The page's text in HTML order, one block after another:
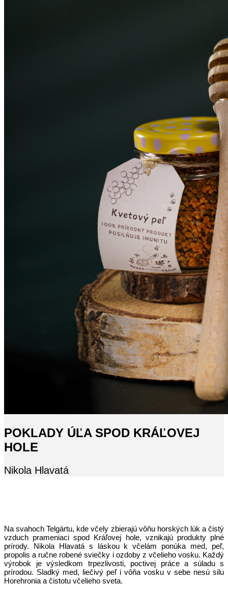
POKLADY ÚĽA SPOD KRÁĽOVEJ
HOLE
Nikola Hlavatá
Na svahoch Telgártu, kde včely zbierajú vôňu horských lúk a čistý
vzduch prameniaci spod Kráľovej hole, vznikajú produkty plné
prírody. Nikola Hlavatá s láskou k včelám ponúka med, peľ,
propolis a ručne robené sviečky i ozdoby z včelieho vosku. Každý
výrobok je výsledkom trpezlivosti, poctivej práce a súladu s
prírodou. Sladký med, liečivý peľ i vôňa vosku v sebe nesú silu
Horehronia a čistotu včelieho sveta.